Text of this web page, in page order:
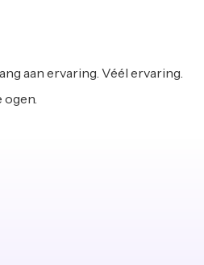
aan ervaring. Véél ervaring.
ogen.